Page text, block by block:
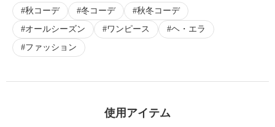
秋コーデ 冬コーデ
秋冬コーデ
オールシーズン
ワンピース
ヘ・エラ
ファッション
使用アイテム